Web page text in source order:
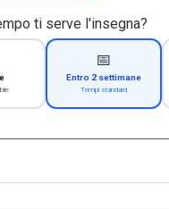
ti serve l'insegna?
📅
Entro 2 settimane
Tempi standard